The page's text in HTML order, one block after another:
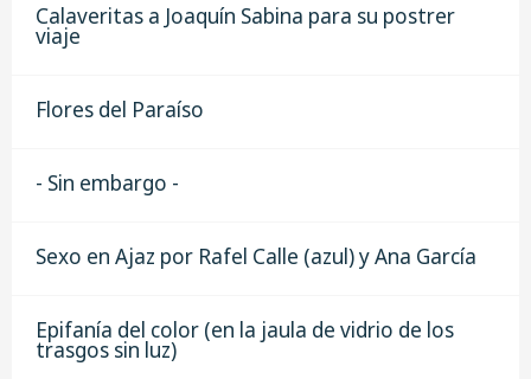
Calaveritas a Joaquín Sabina para su postrer
viaje
Flores del Paraíso
- Sin embargo -
Sexo en Ajaz por Rafel Calle (azul) y Ana García
Epifanía del color (en la jaula de vidrio de los
trasgos sin luz)